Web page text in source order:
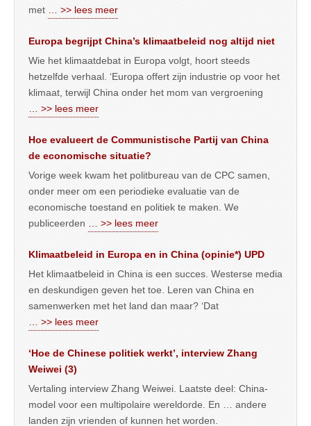
met
… >> lees meer
Europa begrijpt China’s klimaatbeleid nog altijd niet
Wie het klimaatdebat in Europa volgt, hoort steeds
hetzelfde verhaal. ‘Europa offert zijn industrie op voor het
klimaat, terwijl China onder het mom van vergroening
… >> lees meer
Hoe evalueert de Communistische Partij van China
de economische situatie?
Vorige week kwam het politbureau van de CPC samen,
onder meer om een periodieke evaluatie van de
economische toestand en politiek te maken. We
publiceerden
… >> lees meer
Klimaatbeleid in Europa en in China (opinie*) UPD
Het klimaatbeleid in China is een succes. Westerse media
en deskundigen geven het toe. Leren van China en
samenwerken met het land dan maar? ‘Dat
… >> lees meer
‘Hoe de Chinese politiek werkt’, interview Zhang
Weiwei (3)
Vertaling interview Zhang Weiwei. Laatste deel: China-
model voor een multipolaire wereldorde. En … andere
landen zijn vrienden of kunnen het worden.